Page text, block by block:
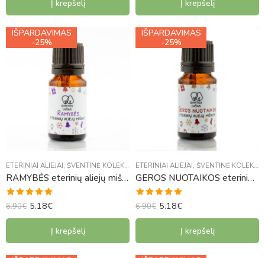
Į krepšelį Į krepšelį
IŠPARDAVIMAS
-25%
ETERINIAI ALIEJAI, ŠVENTINĖ KOLEKCIJA
RAMYBĖS eterinių aliejų mišinys
Įvertinimas:
4.97iš 5
6.90€ 5.18€
Į krepšelį
IŠPARDAVIMAS
-25%
ETERINIAI ALIEJAI, ŠVENTINĖ KOLEKCIJA
GEROS NUOTAIKOS eterinių aliejų mišinys
Įvertinimas:
5.00iš 5
6.90€ 5.18€
Į krepšelį